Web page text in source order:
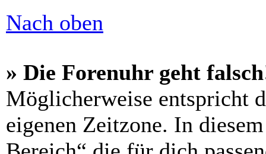
Nach oben
» Die Forenuhr geht
Möglicherweise entspricht
eigenen Zeitzone. In